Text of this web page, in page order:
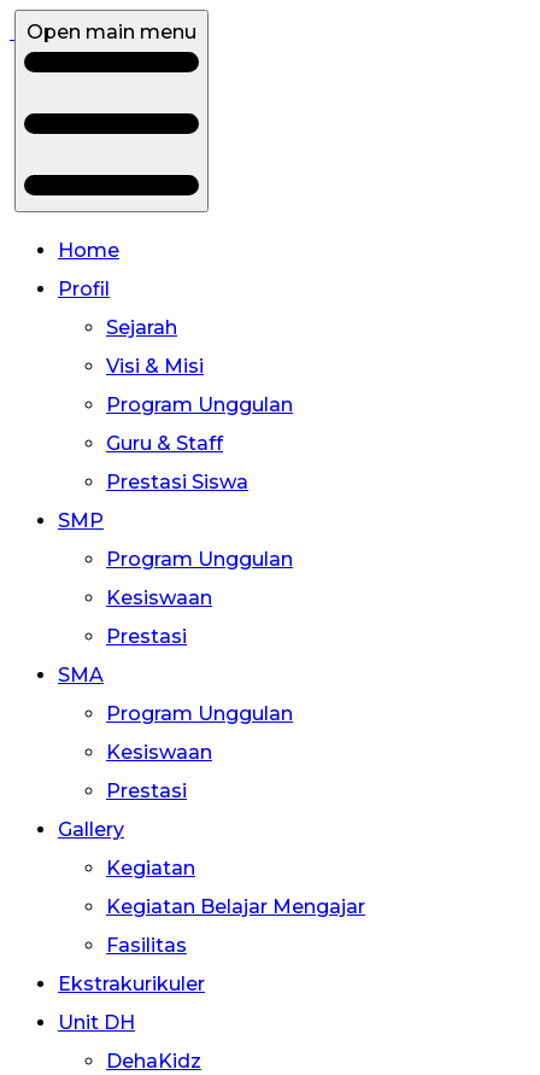
Open main menu
Home
Profil
Sejarah
Visi & Misi
Program Unggulan
Guru & Staff
Prestasi Siswa
SMP
Program Unggulan
Kesiswaan
Prestasi
SMA
Program Unggulan
Kesiswaan
Prestasi
Gallery
Kegiatan
Kegiatan Belajar Mengajar
Fasilitas
Ekstrakurikuler
Unit DH
DehaKidz